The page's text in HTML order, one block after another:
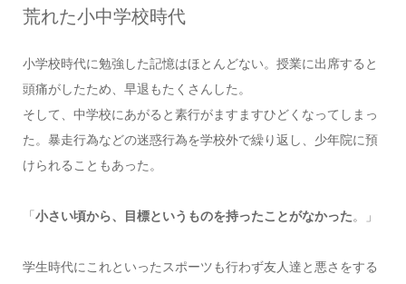
荒れた小中学校時代
小学校時代に勉強した記憶はほとんどない。授業に出席すると
頭痛がしたため、早退もたくさんした。
そして、中学校にあがると素行がますますひどくなってしまっ
た。暴走行為などの迷惑行為を学校外で繰り返し、少年院に預
けられることもあった。
「 小さい頃から、目標というものを持ったことがなかった。」
学生時代にこれといったスポーツも行わず友人達と悪さをする